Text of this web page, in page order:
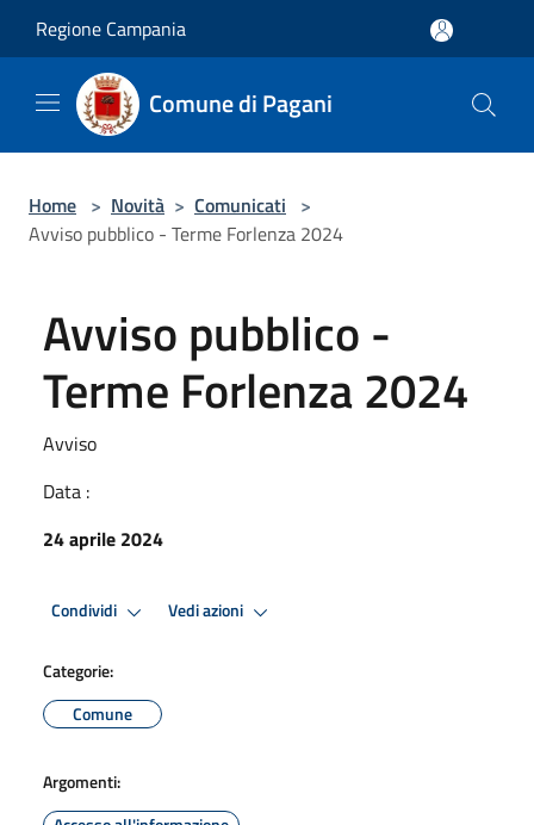
Regione Campania
Comune di Pagani
Home > Novità > Comunicati >
Avviso pubblico - Terme Forlenza 2024
Avviso pubblico -
Terme Forlenza 2024
Avviso
Data :
24 aprile 2024
Condividi Vedi azioni
Categorie:
Comune
Argomenti: